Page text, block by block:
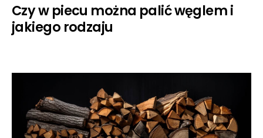
Czy w piecu można palić węglem i
jakiego rodzaju